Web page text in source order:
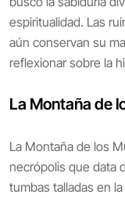
espiritualidad. Las
aún conservan su
reflexionar sobre la
La Montaña de
La Montaña de los
necrópolis que data
tumbas talladas en